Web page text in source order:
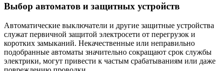
Выбор автоматов и защитных устройств
Автоматические выключатели и другие защитные устройства
служат первичной защитой электросети от перегрузок и
коротких замыканий. Некачественные или неправильно
подобранные автоматы значительно сокращают срок службы
электрики, могут привести к частым срабатываниям или даже